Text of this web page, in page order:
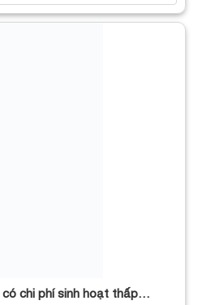
chi phí sinh hoạt thấp…